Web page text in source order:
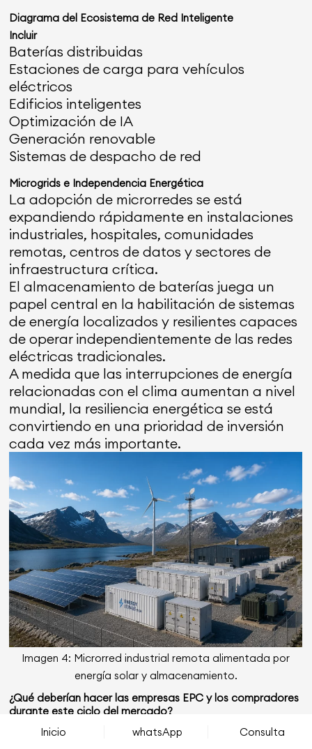
Diagrama del Ecosistema de Red Inteligente
Incluir
Baterías distribuidas
Estaciones de carga para vehículos
eléctricos
Edificios inteligentes
Optimización de IA
Generación renovable
Sistemas de despacho de red
Microgrids e Independencia Energética
La adopción de microrredes se está
expandiendo rápidamente en instalaciones
industriales, hospitales, comunidades
remotas, centros de datos y sectores de
infraestructura crítica.
El almacenamiento de baterías juega un
papel central en la habilitación de sistemas
de energía localizados y resilientes capaces
de operar independientemente de las redes
eléctricas tradicionales.
A medida que las interrupciones de energía
relacionadas con el clima aumentan a nivel
mundial, la resiliencia energética se está
convirtiendo en una prioridad de inversión
cada vez más importante.
Imagen 4: Microrred industrial remota alimentada por
energía solar y almacenamiento.
¿Qué deberían hacer las empresas EPC y los compradores
durante este ciclo del mercado?
Las condiciones actuales del mercado
exigen una planificación estratégica de
Inicio whatsApp Consulta